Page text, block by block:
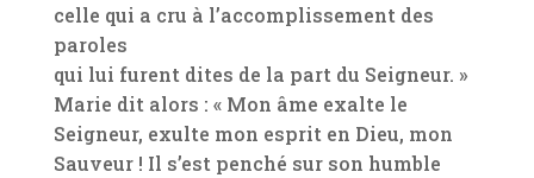
celle qui a cru à l’accomplissement des
paroles
qui lui furent dites de la part du Seigneur. »
Marie dit alors : « Mon âme exalte le
Seigneur, exulte mon esprit en Dieu, mon
Sauveur ! Il s’est penché sur son humble